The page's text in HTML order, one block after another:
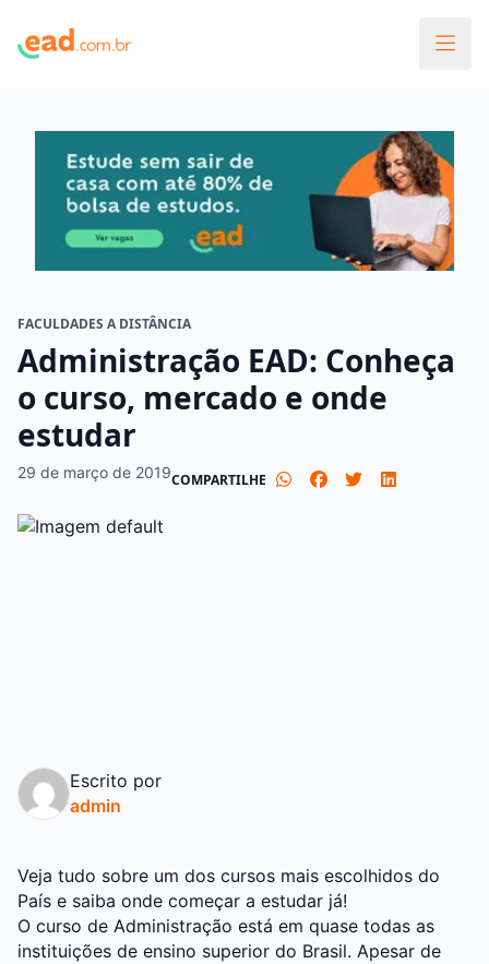
FACULDADES A DISTÂNCIA
Administração EAD: Conheça
o curso, mercado e onde
estudar
29 de março de 2019COMPARTILHE
Escrito por
admin
Veja tudo sobre um dos cursos mais escolhidos do
País e saiba onde começar a estudar já!
O curso de Administração está em quase todas as
instituições de ensino superior do Brasil. Apesar de